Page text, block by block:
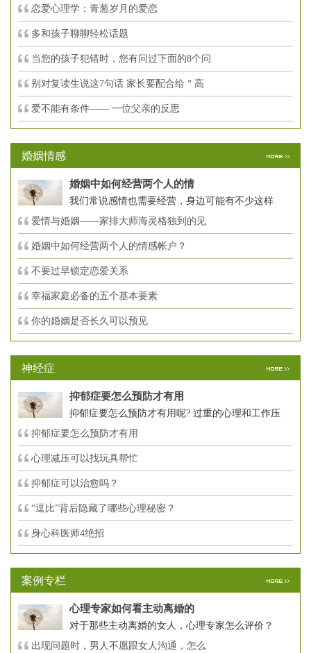
恋爱心理学：青葱岁月的爱恋
多和孩子聊聊轻松话题
当您的孩子犯错时，您有问过下面的8个问
别对复读生说这7句话 家长要配合给＂高
爱不能有条件—— 一位父亲的反思
婚姻情感
婚姻中如何经营两个人的情
我们常说感情也需要经营，身边可能有不少这样
爱情与婚姻——家排大师海灵格独到的见
婚姻中如何经营两个人的情感帐户？
不要过早锁定恋爱关系
幸福家庭必备的五个基本要素
你的婚姻是否长久可以预见
神经症
抑郁症要怎么预防才有用
抑郁症要怎么预防才有用呢? 过重的心理和工作压
抑郁症要怎么预防才有用
心理减压可以找玩具帮忙
抑郁症可以治愈吗？
“逗比”背后隐藏了哪些心理秘密？
身心科医师4绝招
案例专栏
心理专家如何看主动离婚的
对于那些主动离婚的女人，心理专家怎么评价？
出现问题时，男人不愿跟女人沟通，怎么